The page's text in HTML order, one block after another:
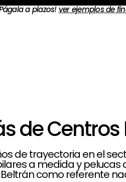
a plazos! ver ejemplos de
de Centros
de trayectoria en el
a medida y pelucas
como referente